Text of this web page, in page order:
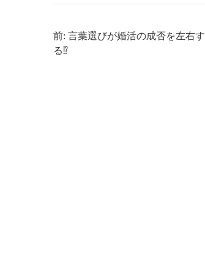
前: 言葉選びが婚活の成否を左右す
る⁉